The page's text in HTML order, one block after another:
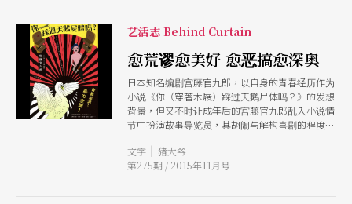
艺活志 Behind Curtain
愈荒谬愈美好 愈恶搞愈深奥
日本知名编剧宫藤官九郎，以自身的青春经历作为
小说《你（穿著木屐）踩过天鹅尸体吗？》的发想
背景，但又不时让成年后的宫藤官九郎乱入小说情
节中扮演故事导览员，其胡闹与解构喜剧的程度，
文字 | 猪大爷
第275期 / 2015年11月号